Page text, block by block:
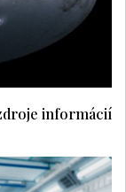
informácií